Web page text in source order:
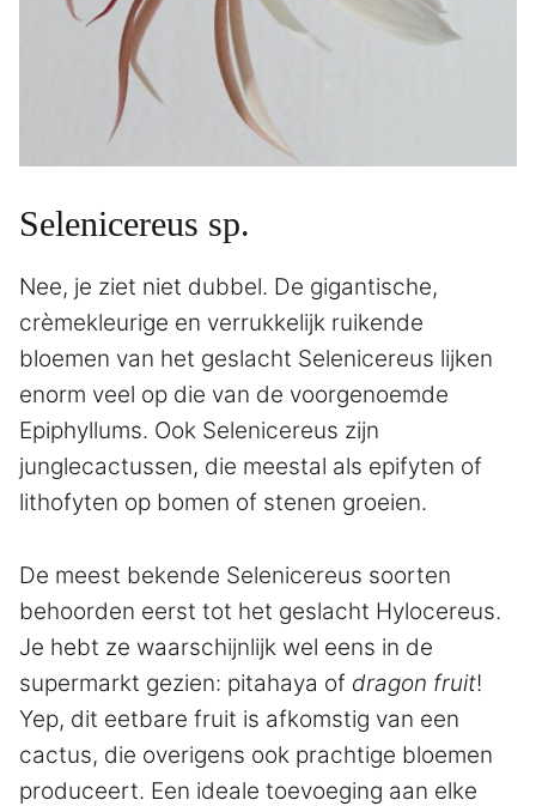
Selenicereus sp.
Nee, je ziet niet dubbel. De gigantische,
crèmekleurige en verrukkelijk ruikende
bloemen van het geslacht Selenicereus lijken
enorm veel op die van de voorgenoemde
Epiphyllums. Ook Selenicereus zijn
junglecactussen, die meestal als epifyten of
lithofyten op bomen of stenen groeien.
De meest bekende Selenicereus soorten
behoorden eerst tot het geslacht Hylocereus.
Je hebt ze waarschijnlijk wel eens in de
supermarkt gezien: pitahaya of dragon fruit!
Yep, dit eetbare fruit is afkomstig van een
cactus, die overigens ook prachtige bloemen
produceert. Een ideale toevoeging aan elke